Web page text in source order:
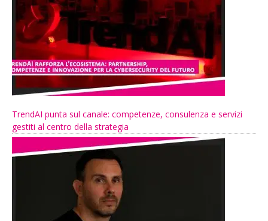
TrendAI punta sul canale: competenze, consulenza e servizi
gestiti al centro della strategia